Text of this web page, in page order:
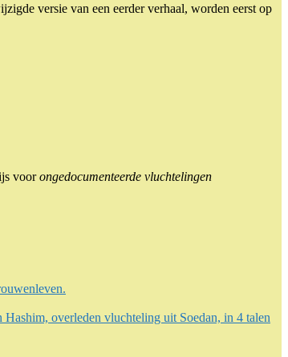
versie van een eerder verhaal, worden eerst op
voorongedocumenteerde vluchtelingen
overleden vluchteling uit Soedan, in 4 talen